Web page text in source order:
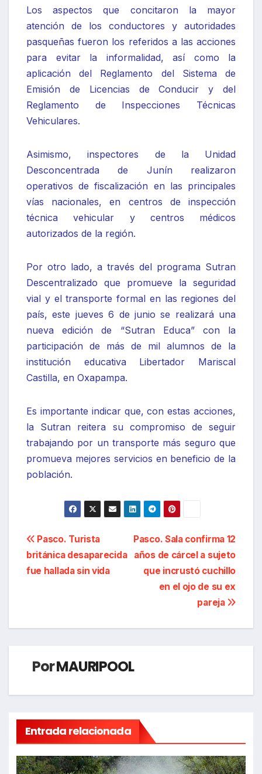
Los aspectos que concitaron la mayor
atención de los conductores y autoridades
pasqueñas fueron los referidos a las acciones
para evitar la informalidad, así como la
aplicación del Reglamento del Sistema de
Emisión de Licencias de Conducir y del
Reglamento de Inspecciones Técnicas
Vehiculares.
Asimismo, inspectores de la Unidad
Desconcentrada de Junín realizaron
operativos de fiscalización en las principales
vías nacionales, en centros de inspección
técnica vehicular y centros médicos
autorizados de la región.
Por otro lado, a través del programa Sutran
Descentralizado que promueve la seguridad
vial y el transporte formal en las regiones del
país, este jueves 6 de junio se realizará una
nueva edición de “Sutran Educa” con la
participación de más de mil alumnos de la
institución educativa Libertador Mariscal
Castilla, en Oxapampa.
Es importante indicar que, con estas acciones,
la Sutran reitera su compromiso de seguir
trabajando por un transporte más seguro que
promueva mejores servicios en beneficio de la
población.
Navegación
de
Pasco. Sala confirma 12
años de cárcel a sujeto
que incrustó cuchillo
en el ojo de su ex
pareja
Pasco. Turista
británica desaparecida
fue hallada sin vida
PorMAURIPOOL
Entrada relacionada